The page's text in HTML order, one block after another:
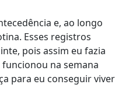
e, ao longo
Esses registros
pois assim eu fazia
na semana
para eu conseguir viver